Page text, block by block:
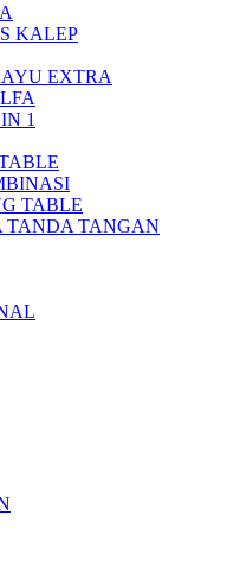
KALEP
EXTRA
1
TABLE
TANDA TANGAN